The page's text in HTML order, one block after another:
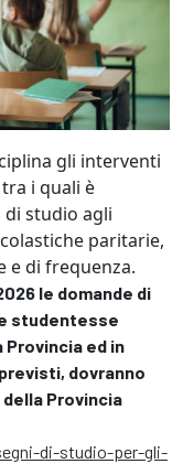
gli interventi
i quali è
di studio agli
paritarie,
e di frequenza.
le domande di
studentesse
ed in
dovranno
Provincia
di-studio-per-gli-